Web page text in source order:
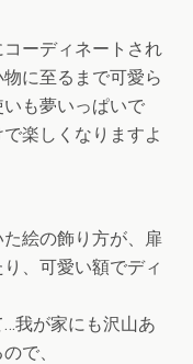
ーディネートされ
に至るまで可愛ら
いも夢いっぱいで
楽しくなりますよ
絵の飾り方が、扉
、可愛い額でディ
我が家にも沢山あ
で、